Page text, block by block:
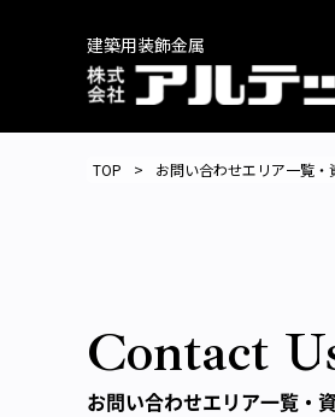
建築用装飾金属
TOP お問い合わせエリア一覧・
Contact
お問い合わせエリア一覧・